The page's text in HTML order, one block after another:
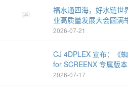
福水通四海，好水链世
业高质量发展大会圆满
2026-07-21
CJ 4DPLEX 宣布：《
for SCREENX 专属版本
2026-07-17